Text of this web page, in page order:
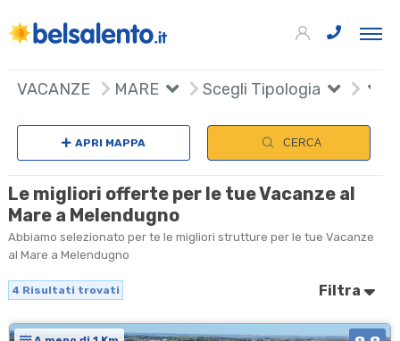
VACANZE MARE Scegli Tipologia
APRI MAPPA CERCA
Le migliori offerte per le tue Vacanze al
Mare a Melendugno
Abbiamo selezionato per te le migliori strutture per le tue Vacanze
al Mare a Melendugno
4 Risultati trovati Filtra
+